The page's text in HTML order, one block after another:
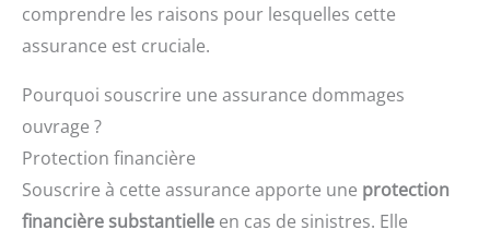
comprendre les raisons pour lesquelles cette
assurance est cruciale.
Pourquoi souscrire une assurance dommages
ouvrage ?
Protection financière
Souscrire à cette assurance apporte une protection
financière substantielle en cas de sinistres. Elle